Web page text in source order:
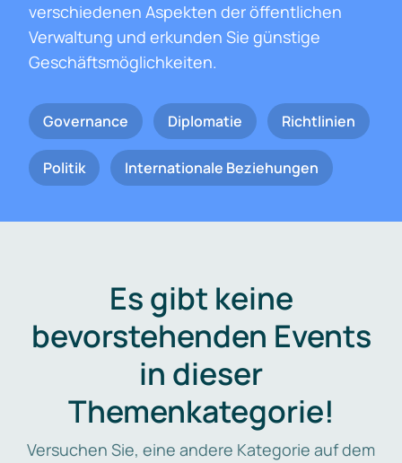
verschiedenen Aspekten der öffentlichen
Verwaltung und erkunden Sie günstige
Geschäftsmöglichkeiten.
Governance Diplomatie Richtlinien
Politik Internationale Beziehungen
Es gibt keine
bevorstehenden Events
in dieser
Themenkategorie!
Versuchen Sie, eine andere Kategorie auf dem